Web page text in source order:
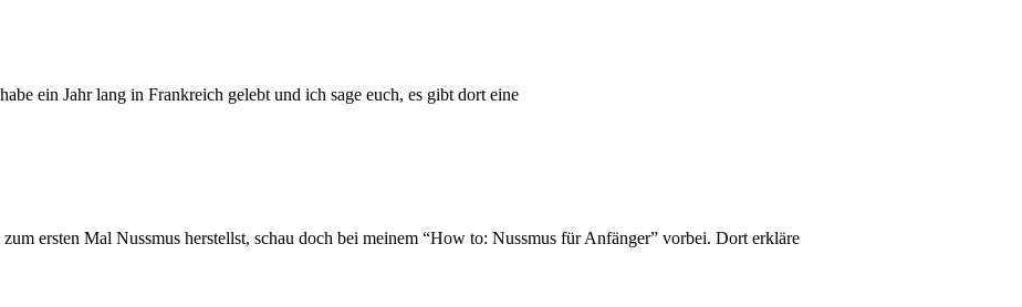
ein Jahr lang in Frankreich gelebt und ich sage euch, es gibt dort eine
ersten Mal Nussmus herstellst, schau doch bei meinem “How to: Nussmus für Anfänger” vorbei. Dort erkläre